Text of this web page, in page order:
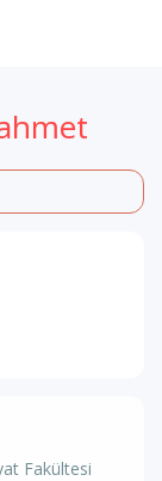
Fakültesi